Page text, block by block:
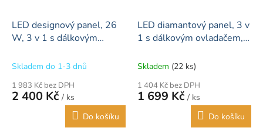
LED designový panel, 26
W, 3 v 1 s dálkovým
Skladem do 1-3 dnů
1 983 Kč bez DPH
2 400 Kč / ks
Do košíku
LED diamantový panel, 3 v
1 s dálkovým ovladačem,
Skladem (22 ks)
1 404 Kč bez DPH
1 699 Kč / ks
Do košíku